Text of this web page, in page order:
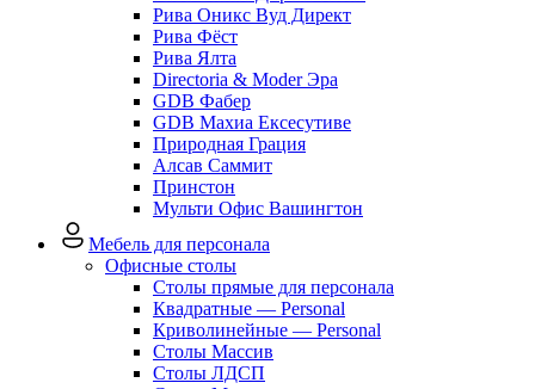
Рива Оникс Вуд Директ
Рива Фёст
Рива Ялта
Directoria & Moder Эра
GDB Фабер
GDB Махиа Ексесутиве
Природная Грация
Алсав Саммит
Принстон
Мульти Офис Вашингтон
Мебель для персонала
Офисные столы
Столы прямые для персонала
Квадратные — Personal
Криволинейные — Personal
Столы Массив
Столы ЛДСП